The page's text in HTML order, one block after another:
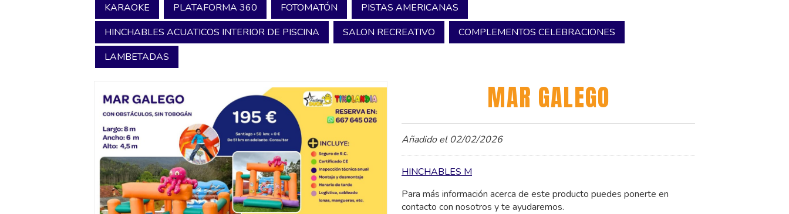
KARAOKE
PLATAFORMA 360 FOTOMATÓN
PISTAS AMERICANAS
HINCHABLES ACUATICOS INTERIOR DE PISCINA
SALON RECREATIVO
COMPLEMENTOS CELEBRACIONES
LAMBETADAS
MAR GALEGO
Añadido el 02/02/2026
HINCHABLES M
Para más información acerca de este producto puedes ponerte en
contacto con nosotros y te ayudaremos.